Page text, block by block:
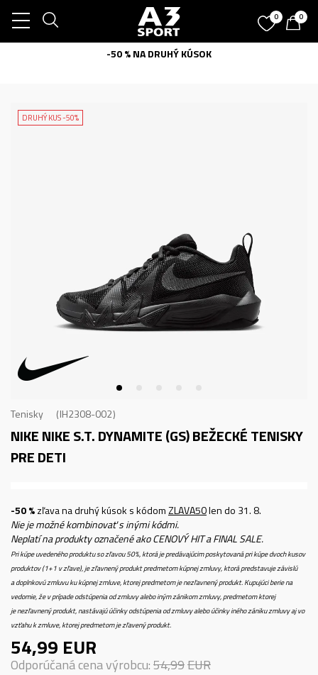
0 0
-50 % NA DRUHÝ KÚSOK
DRUHÝ KUS -50%
Tenisky IH2308-002
NIKE NIKE S.T. DYNAMITE (GS)BEŽECKÉ TENISKY
PRE DETI
-50 %zľava na druhý kúsok s kódomZLAVA50len do 31. 8.
Nie je možné kombinovať s inými kódmi.
Neplatí na produkty označené ako CENOVÝ HIT a FINAL SALE.
Pri kúpe uvedeného produktu so zľavou 50%, ktorá je predávajúcim poskytovaná pri kúpe dvoch kusov
produktov (1+1 v zľave), je zľavnený produkt predmetom kúpnej zmluvy, ktorá predstavuje závislú
a doplnkovú zmluvu ku kúpnej zmluve, ktorej predmetom je nezľavnený produkt. Kupujúci berie na
vedomie, že v prípade odstúpenia od zmluvy alebo iným zánikom zmluvy, predmetom ktorej
je nezľavnený produkt, nastávajú účinky odstúpenia od zmluvy alebo účinky iného zániku zmluvy aj vo
vzťahu k zmluve, ktorej predmetom je zľavený produkt.
54,99 EUR
Odporúčaná cena výrobcu:54,99EUR